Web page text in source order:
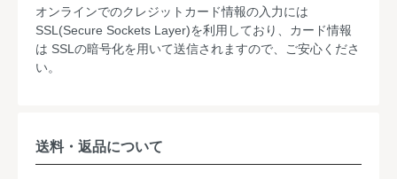
オンラインでのクレジットカード情報の入力には
SSL(Secure Sockets Layer)を利用しており、カード情報
は SSLの暗号化を用いて送信されますので、ご安心くださ
い。
送料・返品について